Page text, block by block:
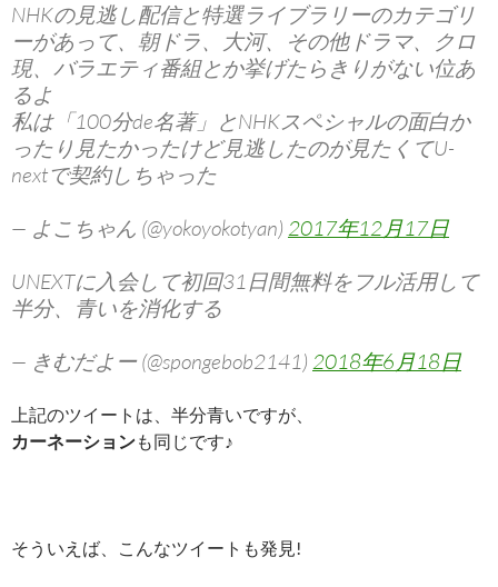
NHKの見逃し配信と特選ライブラリーのカテゴリ
ーがあって、朝ドラ、大河、その他ドラマ、クロ
現、バラエティ番組とか挙げたらきりがない位あ
るよ
私は「100分de名著」とNHKスペシャルの面白か
ったり見たかったけど見逃したのが見たくてU-
nextで契約しちゃった
— よこちゃん (@yokoyokotyan) 2017年12月17日
UNEXTに入会して初回31日間無料をフル活用して
半分、青いを消化する
— きむだよー (@spongebob2141) 2018年6月18日
上記のツイートは、半分青いですが、
カーネーションも同じです♪
そういえば、こんなツイートも発見!